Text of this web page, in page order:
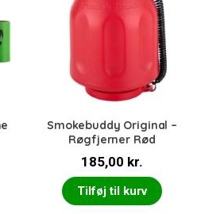
Smokebuddy Original –
Røgfjerner Rød
185,00 kr.
Tilføj til kurv